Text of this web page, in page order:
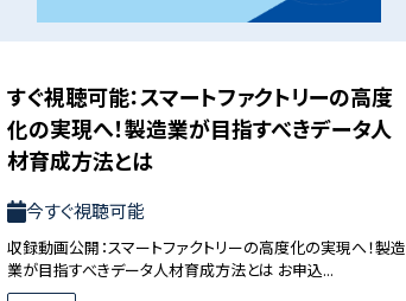
すぐ視聴可能：スマートファクトリーの高度
化の実現へ！製造業が目指すべきデータ人
材育成方法とは
今すぐ視聴可能
収録動画公開：スマートファクトリーの高度化の実現へ！製造
業が目指すべきデータ人材育成方法とは お申込...